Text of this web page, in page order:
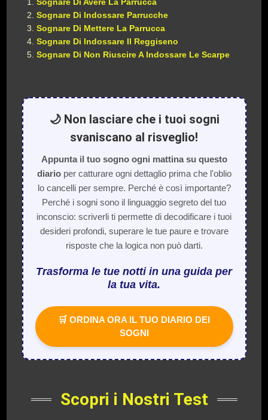
Sognare Di Indossare Parrucche
Sognare Di Mettere La Parrucca
Sognare Di Indossare Il Reggiseno
Sognare Di Non Riuscire A Indossare Le Scarpe
🌙 Non lasciare che i tuoi sogni
svaniscano al risveglio!
Appunta il tuo sogno ogni mattina su questo
diarioper catturare ogni dettaglio prima che l'oblio
lo cancelli per sempre. Perché è così importante?
Perché i sogni sono il linguaggio segreto del tuo
inconscio: scriverli ti permette di decodificare i tuoi
desideri profondi, superare le tue paure e trovare
risposte che la logica non può darti.
Trasforma le tue notti in una guida per
la tua vita.
🛒 ORDINA ORA IL TUO DIARIO DEI
SOGNI
Scopri i Nostri Test